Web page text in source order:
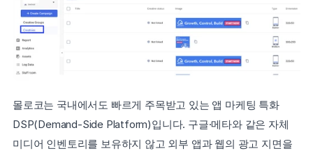
몰로코는 국내에서도 빠르게 주목받고 있는 앱 마케팅 특화
DSP(Demand-Side Platform)입니다. 구글·메타와 같은 자체
미디어 인벤토리를 보유하지 않고 외부 앱과 웹의 광고 지면을